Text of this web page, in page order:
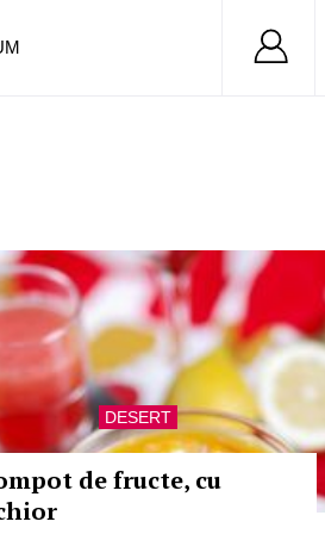
DESERT
de fructe, cu